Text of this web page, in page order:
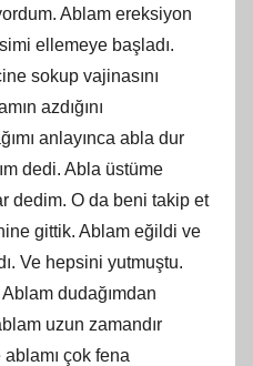
Ablam ereksiyon
ellemeye başladı.
sokup vajinasını
azdığını
anlayınca abla dur
dedi. Abla üstüme
dedim. O da beni takip et
gittik. Ablam eğildi ve
Ve hepsini yutmuştu.
dudağımdan
uzun zamandır
çok fena